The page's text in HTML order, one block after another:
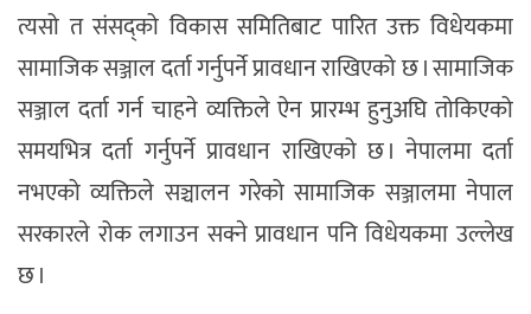
त्यसो त संसद्को विकास समितिबाट पारित उक्त विधेयकमा
सामाजिक सञ्जाल दर्ता गर्नुपर्ने प्रावधान राखिएको छ । सामाजिक
सञ्जाल दर्ता गर्न चाहने व्यक्तिले ऐन प्रारम्भ हुनुअघि तोकिएको
समयभित्र दर्ता गर्नुपर्ने प्रावधान राखिएको छ । नेपालमा दर्ता
नभएको व्यक्तिले सञ्चालन गरेको सामाजिक सञ्जालमा नेपाल
सरकारले रोक लगाउन सक्ने प्रावधान पनि विधेयकमा उल्लेख
छ ।